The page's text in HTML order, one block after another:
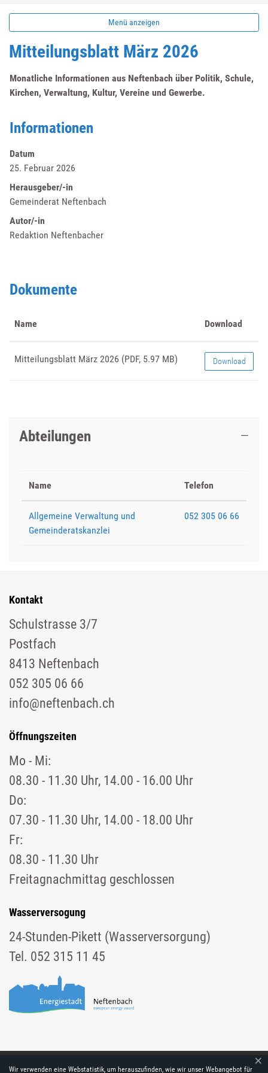
Menü anzeigen
Mitteilungsblatt März 2026
Monatliche Informationen aus Neftenbach über Politik, Schule,
Kirchen, Verwaltung, Kultur, Vereine und Gewerbe.
Informationen
Datum
25. Februar 2026
Herausgeber/-in
Gemeinderat Neftenbach
Autor/-in
Redaktion Neftenbacher
Dokumente
Name Download
Mitteilungsblatt März 2026 (PDF, 5.97 MB) Download
Abteilungen
Name Telefon
Allgemeine Verwaltung und
Gemeinderatskanzlei
052 305 06 66
Kontakt
Schulstrasse 3/7
Postfach
8413 Neftenbach
052 305 06 66
info@neftenbach.ch
Öffnungszeiten
Mo - Mi:
08.30 - 11.30 Uhr, 14.00 - 16.00 Uhr
Do:
07.30 - 11.30 Uhr, 14.00 - 18.00 Uhr
Fr:
08.30 - 11.30 Uhr
Freitagnachmittag geschlossen
Wasserversogung
24-Stunden-Pikett (Wasserversorgung)
Tel. 052 315 11 45
Webstatistik
Wir verwenden eine Webstatistik, um herauszufinden, wie wir unser Webangebot für
×